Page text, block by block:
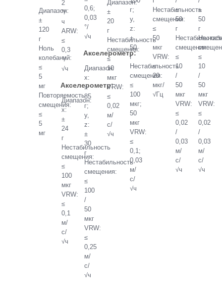
Диапазон:
±
120
г
Ноль
колебаний:
≤
5
мг
Повторяемость
смещения:
≤
5
мг
2
°/
ч
ARW:
≤
0,3
°/
√ч
Акселерометр:
Диапазон:
x:
±
24
г
Нестабильность
смещения:
≤
100
мкг
VRW:
≤
0,1
м/
с/
√ч
0,6;
0,03
°/
√ч
Акселерометр:
Диапазон:
x:
±
85
г;
y,
z:
±
30
г
Нестабильность
смещения:
≤
100
/
50
мкг
VRW:
≤
0,25
м/
с/
√ч
Диапазон:
±
20
г
Нестабильность
смещения:
≤
10
мкг
VRW:
≤
0,02
м/
с/
√ч
г;
y,
z:
±
50
г
Нестабильность
смещения:
≤
100
мкг;
50
мкг
VRW:
≤
0,1;
0,03
м/
с/
√ч
Нестабильность
смещения:
≤
50
мкг
VRW:
≤
20
мкг/
√Гц
±
50
г
смещения:
≤
10
/
50
мкг
VRW:
≤
0,02
/
0,03
м/
с/
√ч
±
50
г
≤
10
/
50
мкг
VRW:
≤
0,02
/
0,03
м/
с/
√ч